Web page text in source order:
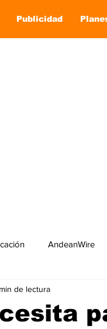
Publicidad
AndeanWire
Películas
de lectura